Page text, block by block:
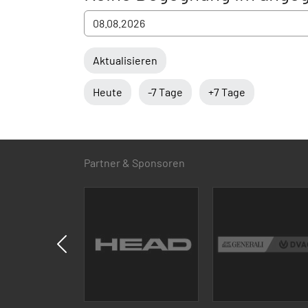
Aktualisieren
Heute -7 Tage +7 Tage
Partner & Sponsoren